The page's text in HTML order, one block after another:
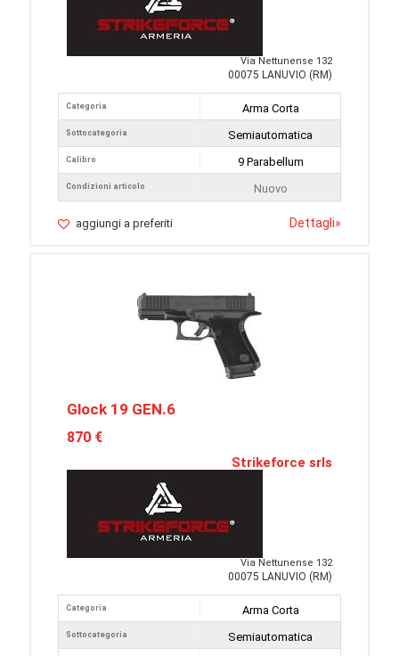
Via Nettunense 132
00075 LANUVIO (RM)
Categoria
Sottocategoria
Calibro
Condizioni articolo
Arma Corta
Semiautomatica
9 Parabellum
Nuovo
aggiungi a preferiti Dettagli»
Glock 19 GEN.6
870 €
Strikeforce srls
Via Nettunense 132
00075 LANUVIO (RM)
Categoria
Sottocategoria
Arma Corta
Semiautomatica